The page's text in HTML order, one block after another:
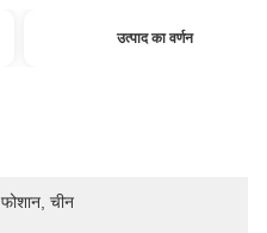
उत्पाद का वर्णन
फोशान, चीन